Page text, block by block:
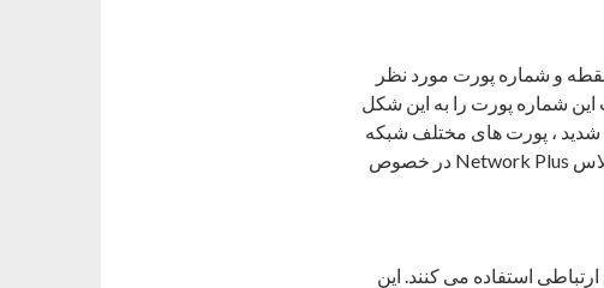
و شماره پورت مورد نظر
شماره پورت را به این شکل
شدید ، پورت های مختلف شبکه
برای سرویس های مختلف ، ثابت نیستند و قابل تغییر هستند. در دوره آموزش نتورک پلاس Network Plus در خصوص
استفاده می کنند. این